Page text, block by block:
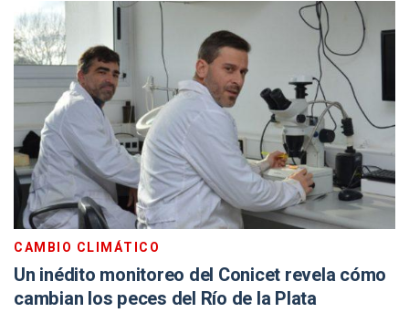
CAMBIO CLIMÁTICO
Un inédito monitoreo del Conicet revela cómo
cambian los peces del Río de la Plata